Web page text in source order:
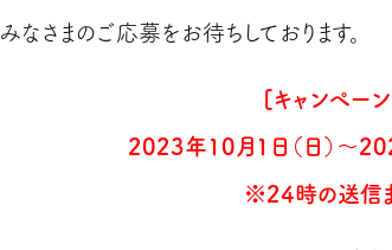
みなさまのご応募をお待ちしております。
[キャンペー
2023年10月1日（日）～
※24時の送信